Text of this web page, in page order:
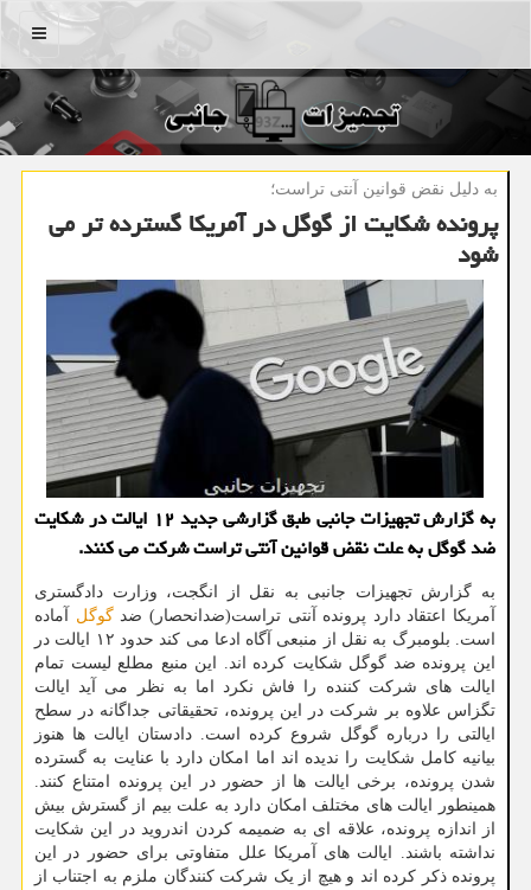
منو
به دلیل نقض قوانین آنتی تراست؛
پرونده شكایت از گوگل در آمریكا گسترده تر می
شود
به گزارش تجهیزات جانبی طبق گزارشی جدید ۱۲ ایالت در شكایت
ضد گوگل به علت نقض قوانین آنتی تراست شركت می كنند.
به گزارش تجهیزات جانبی به نقل از انگجت، وزارت دادگستری
آمریکا اعتقاد دارد پرونده آنتی تراست(ضدانحصار) ضدگوگل آماده
است. بلومبرگ به نقل از منبعی آگاه ادعا می کند حدود ۱۲ ایالت در
این پرونده ضد گوگل شکایت کرده اند. این منبع مطلع لیست تمام
ایالت های شرکت کننده را فاش نکرد اما به نظر می آید ایالت
تگزاس علاوه بر شرکت در این پرونده، تحقیقاتی جداگانه در سطح
ایالتی را درباره گوگل شروع کرده است. دادستان ایالت ها هنوز
بیانیه کامل شکایت را ندیده اند اما امکان دارد با عنایت به گسترده
شدن پرونده، برخی ایالت ها از حضور در این پرونده امتناع کنند.
همینطور ایالت های مختلف امکان دارد به علت بیم از گسترش بیش
از اندازه پرونده، علاقه ای به ضمیمه کردن اندروید در این شکایت
نداشته باشند. ایالت های آمریکا علل متفاوتی برای حضور در این
پرونده ذکر کرده اند و هیچ از یک شرکت کنندگان ملزم به اجتناب از